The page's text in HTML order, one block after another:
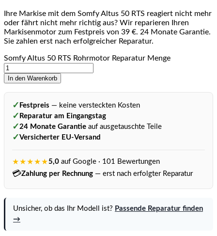
Ihre Markise mit dem Somfy Altus 50 RTS reagiert nicht mehr
oder fährt nicht mehr richtig aus? Wir reparieren Ihren
Markisenmotor zum Festpreis von 39 €. 24 Monate Garantie.
Sie zahlen erst nach erfolgreicher Reparatur.
Somfy Altus 50 RTS Rohrmotor Reparatur Menge
In den Warenkorb
✓ Festpreis — keine versteckten Kosten
✓ Reparatur am Eingangstag
✓24 Monate Garantie auf ausgetauschte Teile
✓Versicherter EU-Versand
★★★★★5,0 auf Google · 101 Bewertungen
💳Zahlung per Rechnung — erst nach erfolgter Reparatur
Unsicher, ob das Ihr Modell ist? Passende Reparatur finden
→